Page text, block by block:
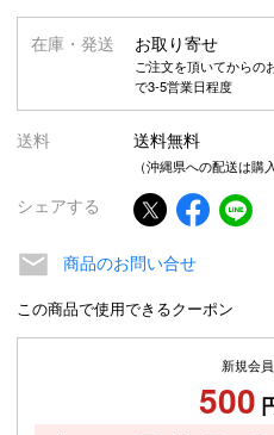
在庫・発送 お取り寄せ
ご注文を頂いてからの
で3-5営業日程度
送料 送料無料
（沖縄県への配送は購
シェアする
商品のお問い合せ
この商品で使用できるクーポン
新規会
500